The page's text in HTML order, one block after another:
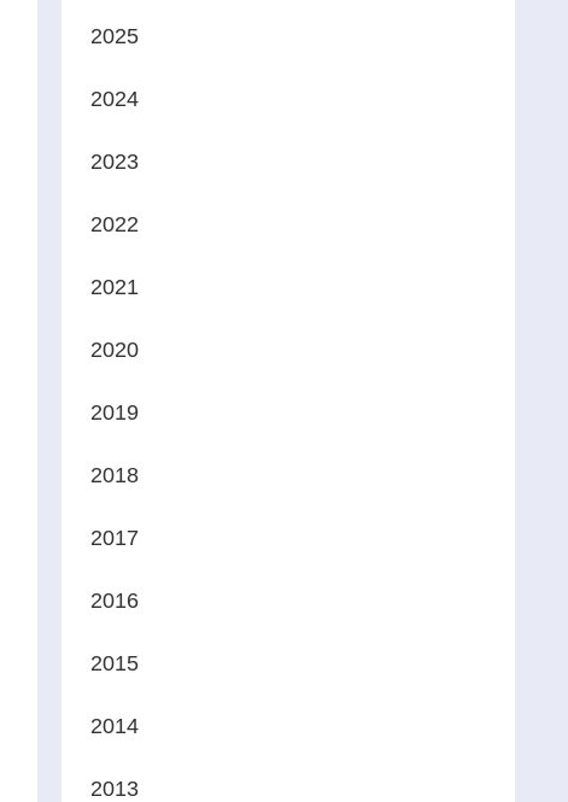
2025
2024
2023
2022
2021
2020
2019
2018
2017
2016
2015
2014
2013